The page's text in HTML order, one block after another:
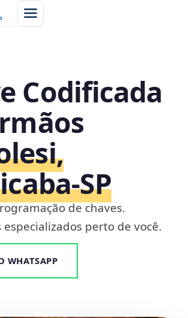
Codificada
de chaves.
especializados perto de você.
WHATSAPP